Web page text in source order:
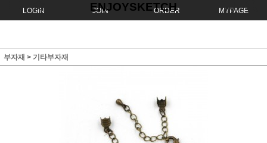
LOGIN JOIN ORDER MYPAGE
ENJOYSKETCH
부자재 > 기타부자재